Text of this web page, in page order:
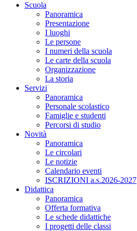
Scuola
Panoramica
Presentazione
I luoghi
Le persone
I numeri della scuola
Le carte della scuola
Organizzazione
La storia
Servizi
Panoramica
Personale scolastico
Famiglie e studenti
Percorsi di studio
Novità
Panoramica
Le circolari
Le notizie
Calendario eventi
ISCRIZIONI a.s.2026-2027
Didattica
Panoramica
Offerta formativa
Le schede didattiche
I progetti delle classi